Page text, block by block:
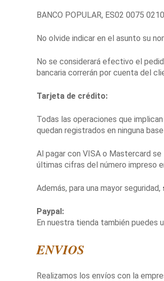
BANCO POPULAR, ES02 0075
No olvide indicar en el asunto su
No se considerará efectivo el
bancaria correrán por cuenta del
Tarjeta de crédito:
Todas las operaciones que
quedan registrados en ninguna
Al pagar con VISA o Mastercard
últimas cifras del número impreso
Además, para una mayor seguridad,
Paypal:
En nuestra tienda también puedes
ENVIOS
Realizamos los envíos con la